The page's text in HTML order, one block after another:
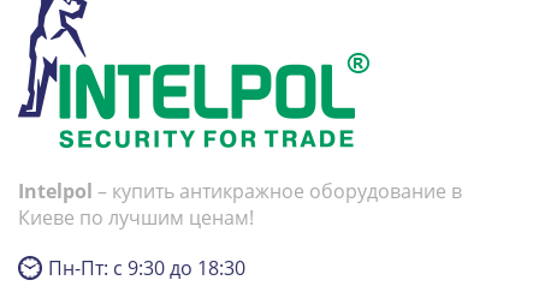
Intelpol – купить антикражное оборудование в
Киеве по лучшим ценам!
Пн-Пт: с 9:30 до 18:30